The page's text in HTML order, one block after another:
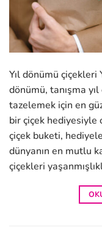
Yıl dönümü çiçekleri
dönümü, tanışma
tazelemek için en
bir çiçek hediyesiyle
çiçek buketi,
dünyanın en mutlu
çiçekleri